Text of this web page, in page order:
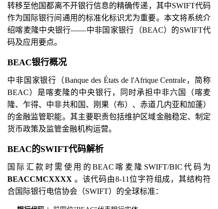
转移至他国都离不开银行信息的精确传递，其中SWIFT代码
作为国际银行间通用的标准化标识尤为重要。本文将系统介
绍喀麦隆中央银行——中非国家银行（BEAC）的SWIFT代
码及应用要点。
BEAC银行概况
中非国家银行（Banque des États de l'Afrique Centrale，简称
BEAC）是喀麦隆的中央银行，同时承担中非六国（喀麦
隆、乍得、中非共和国、刚果（布）、赤道几内亚和加蓬）
的金融监管职能。其主要职责包括维护区域金融稳定、制定
货币政策及监管金融机构运营。
BEAC的SWIFT代码解析
国际汇款时需使用的BEAC喀麦隆SWIFT/BIC代码为
BEACCMCXXXX 。该代码由8-11位字符组成，其结构符
合国际银行电信协会（SWIFT）的全球标准：